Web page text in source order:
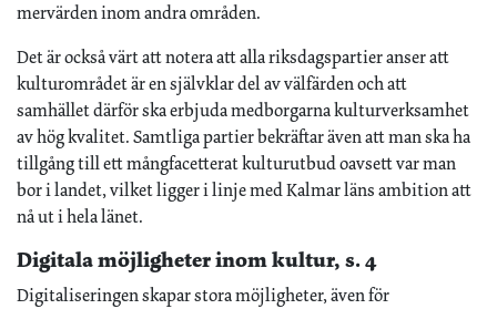
mervärden inom andra områden.
Det är också värt att notera att alla riksdagspartier anser att
kulturområdet är en självklar del av välfärden och att
samhället därför ska erbjuda medborgarna kulturverksamhet
av hög kvalitet. Samtliga partier bekräftar även att man ska ha
tillgång till ett mångfacetterat kulturutbud oavsett var man
bor i landet, vilket ligger i linje med Kalmar läns ambition att
nå ut i hela länet.
Digitala möjligheter inom kultur, s. 4
Digitaliseringen skapar stora möjligheter, även för